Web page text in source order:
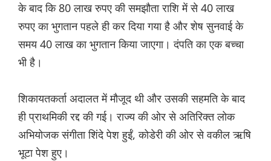
के बाद कि 80 लाख रुपए की समझौता राशि में से 40 लाख
रुपए का भुगतान पहले ही कर दिया गया है और शेष सुनवाई के
समय 40 लाख का भुगतान किया जाएगा। दंपति का एक बच्चा
भी है।
शिकायतकर्ता अदालत में मौजूद थी और उसकी सहमति के बाद
ही प्राथमिकी रद्द की गई। राज्य की ओर से अतिरिक्त लोक
अभियोजक संगीता शिंदे पेश हुईं, कोडेरी की ओर से वकील ऋषि
भूटा पेश हुए।